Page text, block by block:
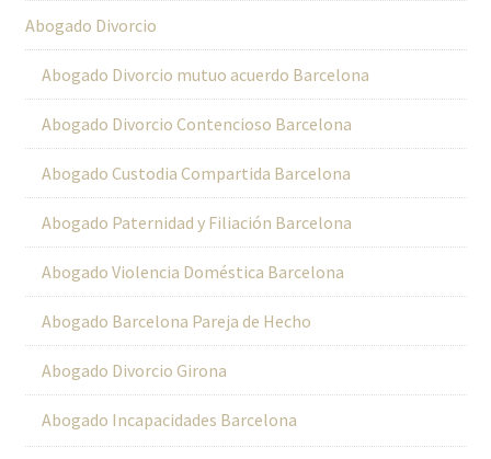
Abogado Divorcio
Abogado Divorcio mutuo acuerdo Barcelona
Abogado Divorcio Contencioso Barcelona
Abogado Custodia Compartida Barcelona
Abogado Paternidad y Filiación Barcelona
Abogado Violencia Doméstica Barcelona
Abogado Barcelona Pareja de Hecho
Abogado Divorcio Girona
Abogado Incapacidades Barcelona